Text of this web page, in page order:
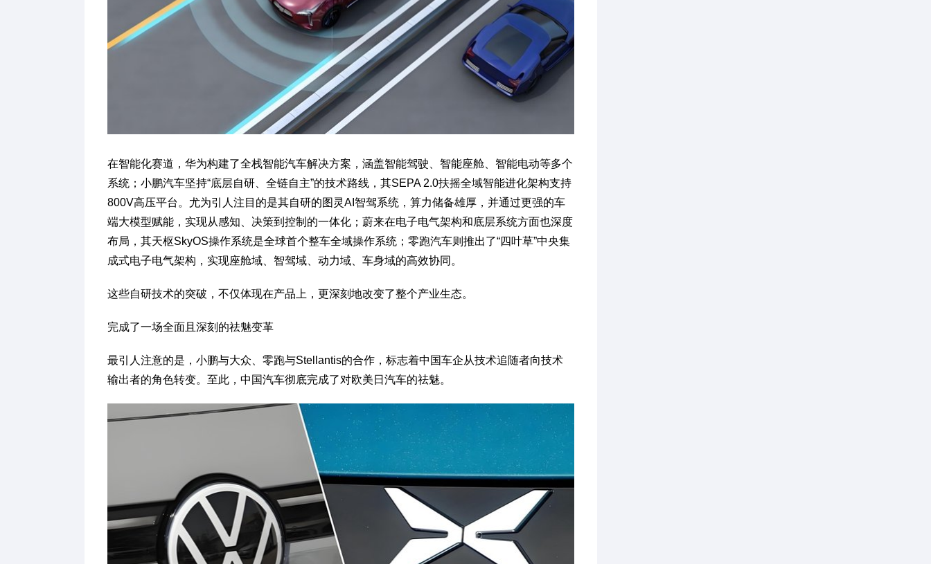
在智能化赛道，华为构建了全栈智能汽车解决方案，涵盖智能驾驶、智能座舱、智能电动等多个
系统；小鹏汽车坚持“底层自研、全链自主”的技术路线，其SEPA 2.0扶摇全域智能进化架构支持
800V高压平台。尤为引人注目的是其自研的图灵AI智驾系统，算力储备雄厚，并通过更强的车
端大模型赋能，实现从感知、决策到控制的一体化；蔚来在电子电气架构和底层系统方面也深度
布局，其天枢SkyOS操作系统是全球首个整车全域操作系统；零跑汽车则推出了“四叶草”中央集
成式电子电气架构，实现座舱域、智驾域、动力域、车身域的高效协同。
这些自研技术的突破，不仅体现在产品上，更深刻地改变了整个产业生态。
完成了一场全面且深刻的祛魅变革
最引人注意的是，小鹏与大众、零跑与Stellantis的合作，标志着中国车企从技术追随者向技术
输出者的角色转变。至此，中国汽车彻底完成了对欧美日汽车的祛魅。